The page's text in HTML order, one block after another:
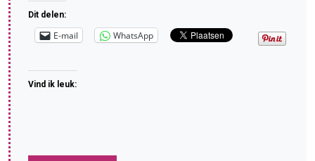
Dit delen:
E-mail WhatsApp
Vind ik leuk: